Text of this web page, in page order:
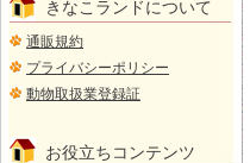
きなこランドについて
通販規約
プライバシーポリシー
動物取扱業登録証
お役立ちコンテンツ